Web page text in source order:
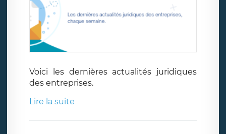
Voici les dernières actualités juridiques
des entreprises.
Lire la suite